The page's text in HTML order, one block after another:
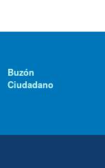
Buzón
Ciudadano